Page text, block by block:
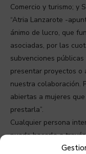
Comercio y turismo; y
“Atria Lanzarote -
ánimo de lucro, que
asociadas, por las
subvenciones
presentar proyectos o
nuestra colaboración.
abiertas a mujeres
prestarla”.
Cualquier persona
puede hacerlo a